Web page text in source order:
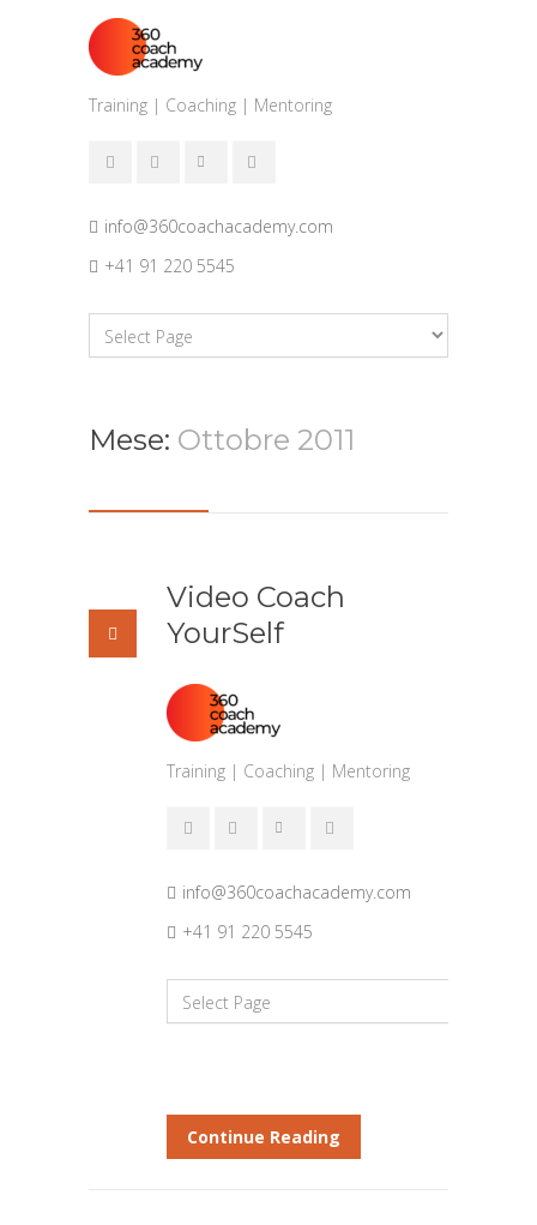
Training | Coaching | Mentoring
info@360coachacademy.com
+41 91 220 5545
Mese: Ottobre 2011
Video Coach
YourSelf
Continue Reading